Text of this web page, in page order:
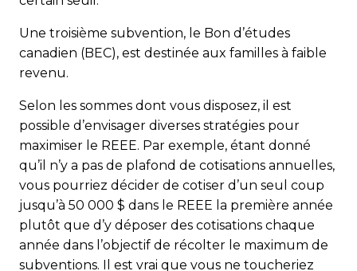
Une troisième subvention, le Bon d’études
canadien (BEC), est destinée aux familles à faible
revenu.
Selon les sommes dont vous disposez, il est
possible d’envisager diverses stratégies pour
maximiser le REEE. Par exemple, étant donné
qu’il n’y a pas de plafond de cotisations annuelles,
vous pourriez décider de cotiser d’un seul coup
jusqu’à 50 000 $ dans le REEE la première année
plutôt que d’y déposer des cotisations chaque
année dans l’objectif de récolter le maximum de
subventions. Il est vrai que vous ne toucheriez